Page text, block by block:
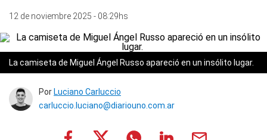
12 de noviembre 2025 - 08:29hs
La camiseta de Miguel Ángel Russo apareció en un insólito lugar.
Por Luciano Carluccio
carluccio.luciano@diariouno.com.ar